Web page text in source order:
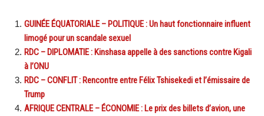
GUINÉE ÉQUATORIALE – POLITIQUE : Un haut fonctionnaire influent
limogé pour un scandale sexuel
RDC – DIPLOMATIE : Kinshasa appelle à des sanctions contre Kigali
à l’ONU
RDC – CONFLIT : Rencontre entre Félix Tshisekedi et l’émissaire de
Trump
AFRIQUE CENTRALE – ÉCONOMIE : Le prix des billets d’avion, une